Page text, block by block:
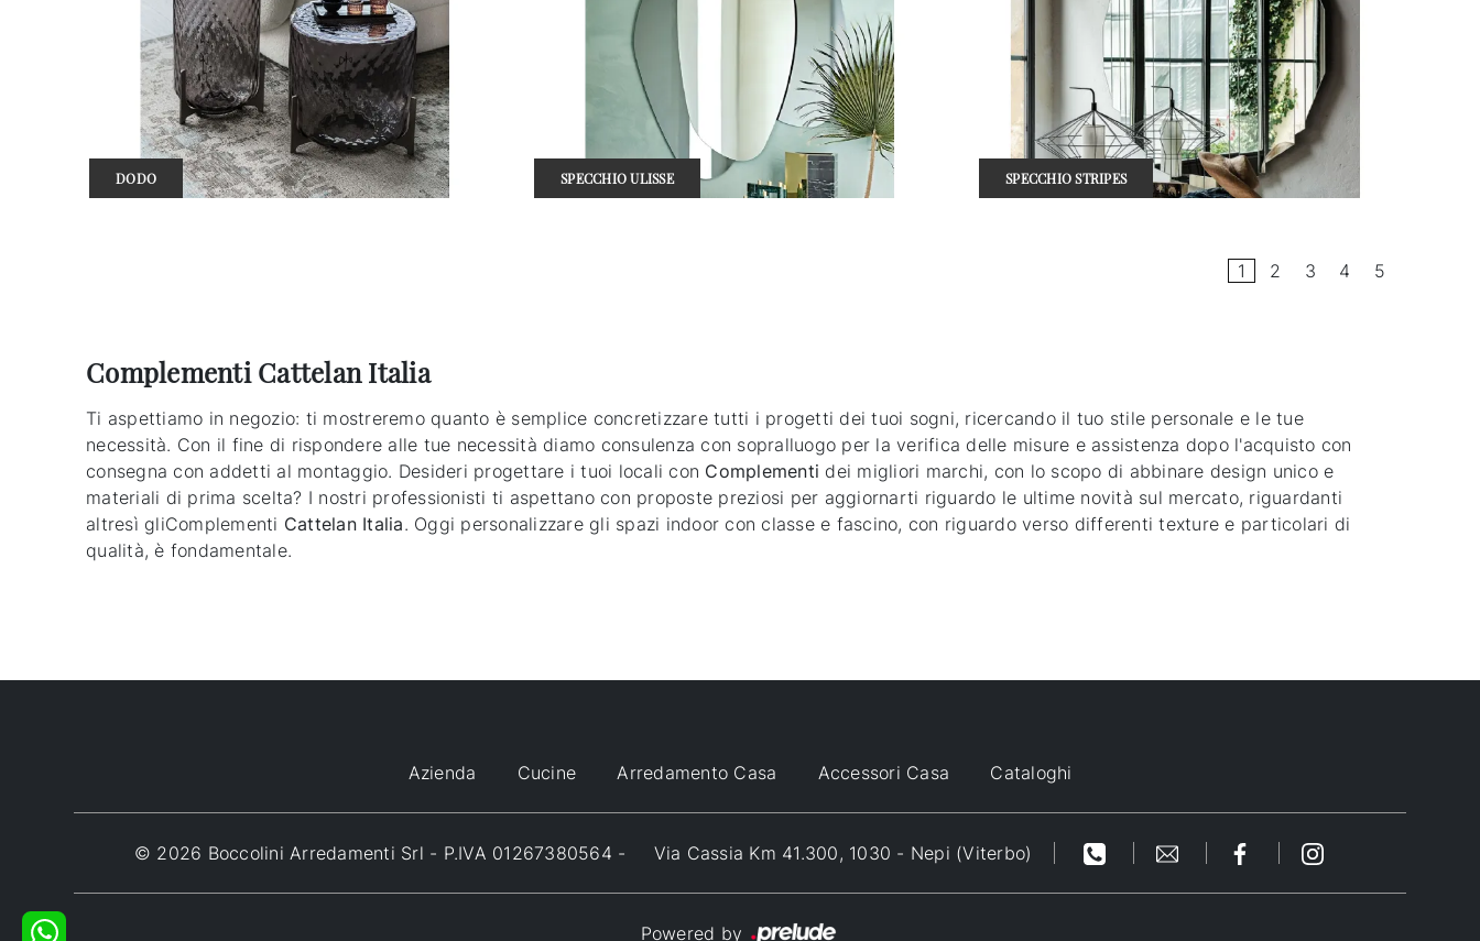
DODO SPECCHIO ULISSE SPECCHIO STRIPES
1 2 3 4 5
Complementi Cattelan Italia
Ti aspettiamo in negozio: ti mostreremo quanto è semplice concretizzare tutti i progetti dei tuoi sogni, ricercando il tuo stile personale e le tue
necessità. Con il fine di rispondere alle tue necessità diamo consulenza con sopralluogo per la verifica delle misure e assistenza dopo l'acquisto con
consegna con addetti al montaggio. Desideri progettare i tuoi locali con Complementi dei migliori marchi, con lo scopo di abbinare design unico e
materiali di prima scelta? I nostri professionisti ti aspettano con proposte preziosi per aggiornarti riguardo le ultime novità sul mercato, riguardanti
altresì gliComplementi Cattelan Italia. Oggi personalizzare gli spazi indoor con classe e fascino, con riguardo verso differenti texture e particolari di
qualità, è fondamentale.
Azienda Cucine Arredamento Casa Accessori Casa Cataloghi
© 2026 Boccolini Arredamenti Srl - P.IVA 01267380564 - Via Cassia Km 41.300, 1030 - Nepi (Viterbo)
Powered by